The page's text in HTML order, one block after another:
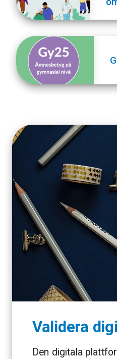
Validera
Den digitala